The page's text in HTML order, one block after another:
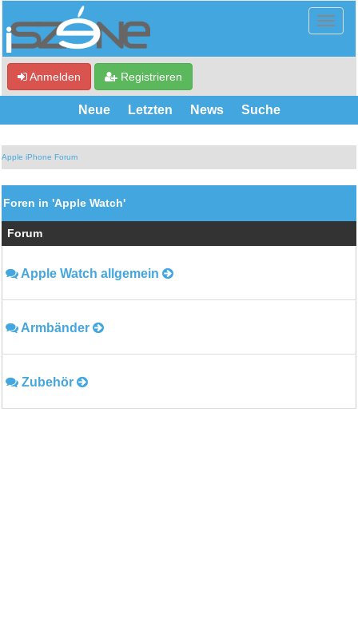
Anmelden Registrieren
Neue Letzten News Suche
Apple iPhone Forum
Foren in 'Apple Watch'
Forum
Apple Watch allgemein
Armbänder
Zubehör